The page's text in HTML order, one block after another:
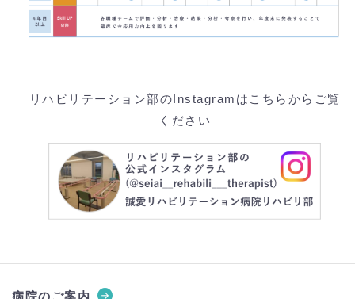
リハビリテーション部のInstagramはこちらからご覧
ください
病院のご案内